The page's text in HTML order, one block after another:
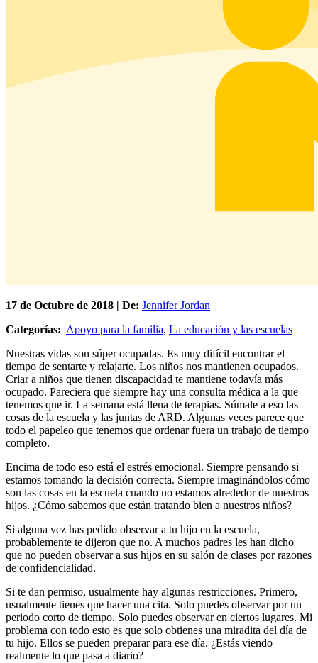
17 de Octubre de 2018 | De: Jennifer Jordan
Categorías: Apoyo para la familia, La educación y las escuelas
Nuestras vidas son súper ocupadas. Es muy difícil encontrar el
tiempo de sentarte y relajarte. Los niños nos mantienen ocupados.
Criar a niños que tienen discapacidad te mantiene todavía más
ocupado. Pareciera que siempre hay una consulta médica a la que
tenemos que ir. La semana está llena de terapias. Súmale a eso las
cosas de la escuela y las juntas de ARD. Algunas veces parece que
todo el papeleo que tenemos que ordenar fuera un trabajo de tiempo
completo.
Encima de todo eso está el estrés emocional. Siempre pensando si
estamos tomando la decisión correcta. Siempre imaginándolos cómo
son las cosas en la escuela cuando no estamos alrededor de nuestros
hijos. ¿Cómo sabemos que están tratando bien a nuestros niños?
Si alguna vez has pedido observar a tu hijo en la escuela,
probablemente te dijeron que no. A muchos padres les han dicho
que no pueden observar a sus hijos en su salón de clases por razones
de confidencialidad.
Si te dan permiso, usualmente hay algunas restricciones. Primero,
usualmente tienes que hacer una cita. Solo puedes observar por un
periodo corto de tiempo. Solo puedes observar en ciertos lugares. Mi
problema con todo esto es que solo obtienes una miradita del día de
tu hijo. Ellos se pueden preparar para ese día. ¿Estás viendo
realmente lo que pasa a diario?